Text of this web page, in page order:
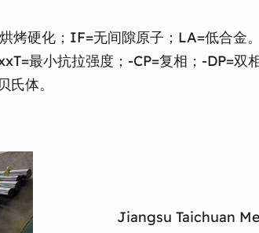
烤硬化；IF=无间隙原子；LA=低合金。
最小抗拉强度；-CP=复相；-DP=双
体。
Jiangsu Taichuan